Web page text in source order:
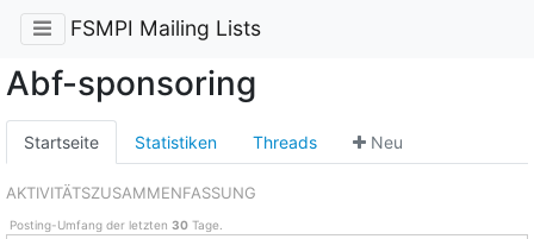
FSMPI Mailing Lists
Abf-sponsoring
Startseite Statistiken Threads Neu
AKTIVITÄTSZUSAMMENFASSUNG
Posting-Umfang der letzten 30Tage.